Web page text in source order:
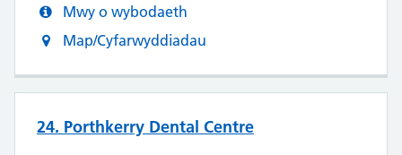
Mwy o wybodaeth
Map/Cyfarwyddiadau
24. Porthkerry Dental Centre